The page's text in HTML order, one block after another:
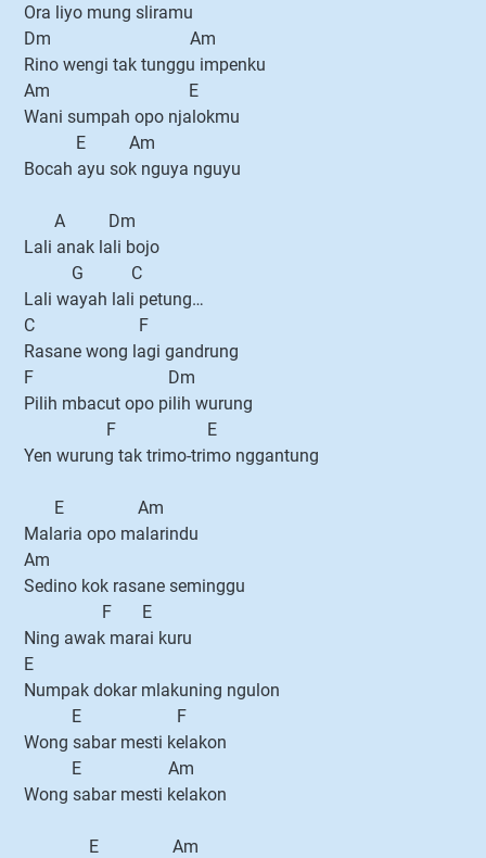
Ora liyo mung sliramu
Dm Am
Rino wengi tak tunggu impenku
Am E
Wani sumpah opo njalokmu
E Am
Bocah ayu sok nguya nguyu
A Dm
Lali anak lali bojo
G C
Lali wayah lali petung…
C F
Rasane wong lagi gandrung
F Dm
Pilih mbacut opo pilih wurung
F E
Yen wurung tak trimo-trimo nggantung
E Am
Malaria opo malarindu
Am
Sedino kok rasane seminggu
F E
Ning awak marai kuru
E
Numpak dokar mlakuning ngulon
E F
Wong sabar mesti kelakon
E Am
Wong sabar mesti kelakon
E Am